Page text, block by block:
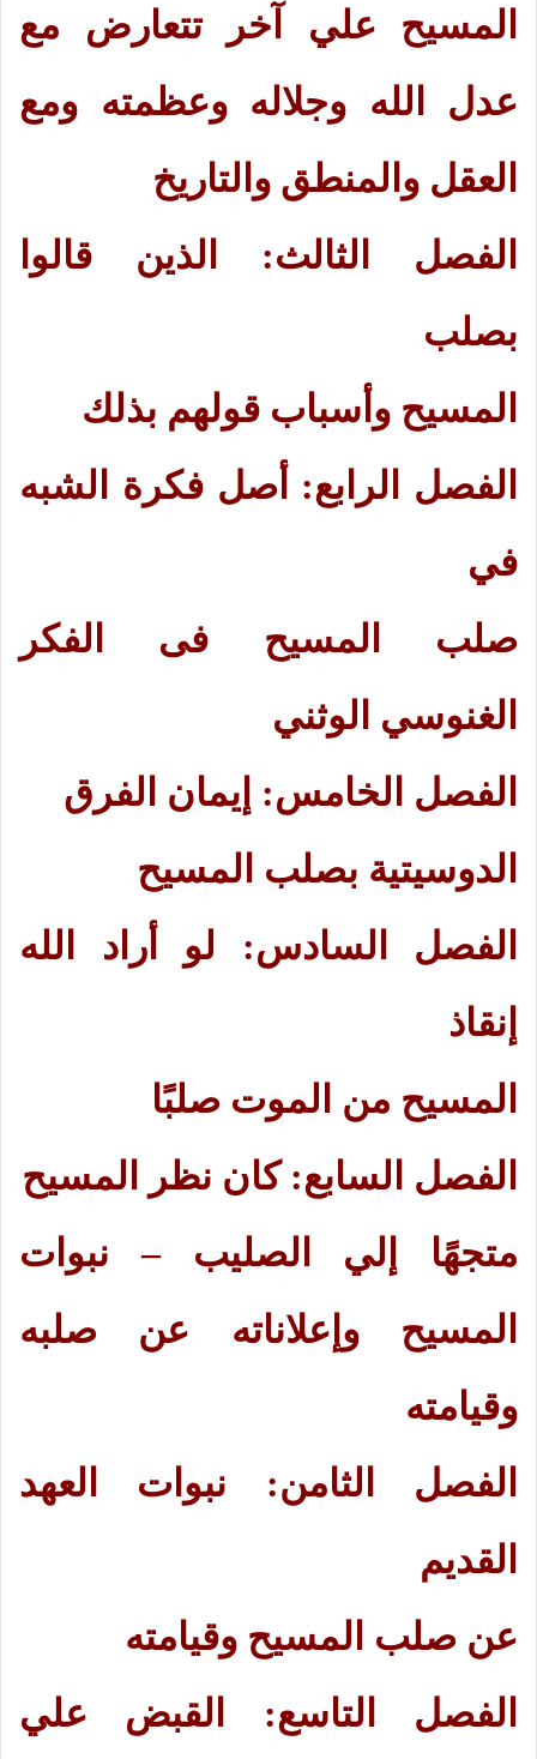
المسيح علي آخر تتعارض مع
عدل الله وجلاله وعظمته ومع
العقل والمنطق والتاريخ
الفصل الثالث: الذين قالوا
بصلب
المسيح وأسباب قولهم بذلك
الفصل الرابع: أصل فكرة الشبه
في
صلب المسيح فى الفكر
الغنوسي الوثني
الفصل الخامس: إيمان الفرق
الدوسيتية بصلب المسيح
الفصل السادس: لو أراد الله
إنقاذ
المسيح من الموت صلبًا
الفصل السابع: كان نظر المسيح
متجهًا إلي الصليب – نبوات
المسيح وإعلاناته عن صلبه
وقيامته
الفصل الثامن: نبوات العهد
القديم
عن صلب المسيح وقيامته
الفصل التاسع: القبض علي